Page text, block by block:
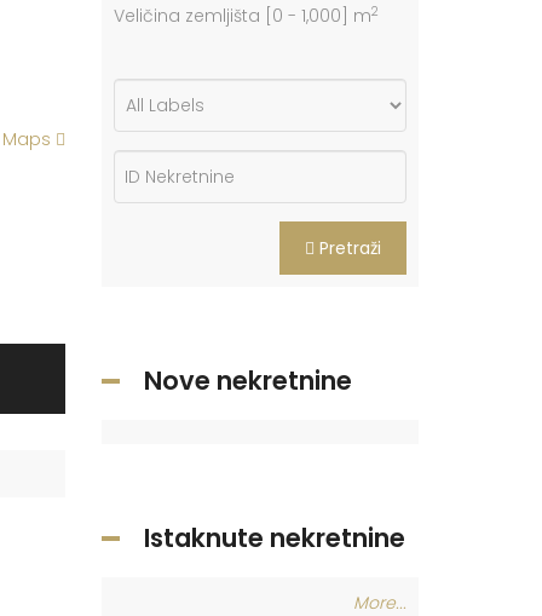
Veličina zemljišta [ 0 - 1,000 ] m2
Pretraži
Nove nekretnine
Istaknute nekretnine
More...